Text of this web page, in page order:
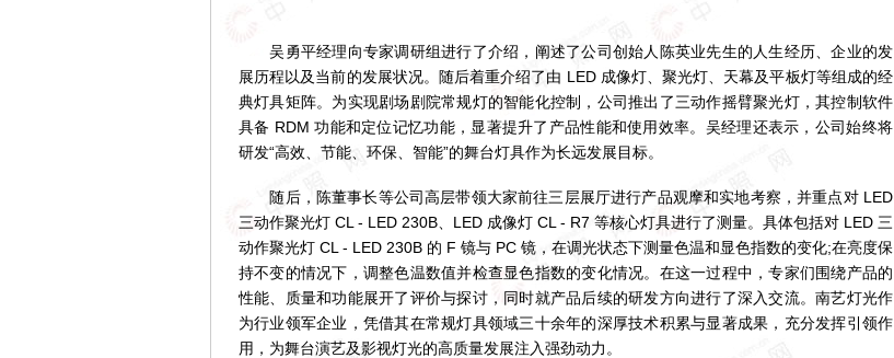
吴勇平经理向专家调研组进行了介绍，阐述了公司创始人陈英业先生的人生经历、企业的发
展历程以及当前的发展状况。随后着重介绍了由 LED 成像灯、聚光灯、天幕及平板灯等组成的经
典灯具矩阵。为实现剧场剧院常规灯的智能化控制，公司推出了三动作摇臂聚光灯，其控制软件
具备 RDM 功能和定位记忆功能，显著提升了产品性能和使用效率。吴经理还表示，公司始终将
研发“高效、节能、环保、智能”的舞台灯具作为长远发展目标。
随后，陈董事长等公司高层带领大家前往三层展厅进行产品观摩和实地考察，并重点对 LED
三动作聚光灯 CL - LED 230B、LED 成像灯 CL - R7 等核心灯具进行了测量。具体包括对 LED 三
动作聚光灯 CL - LED 230B 的 F 镜与 PC 镜，在调光状态下测量色温和显色指数的变化;在亮度保
持不变的情况下，调整色温数值并检查显色指数的变化情况。在这一过程中，专家们围绕产品的
性能、质量和功能展开了评价与探讨，同时就产品后续的研发方向进行了深入交流。南艺灯光作
为行业领军企业，凭借其在常规灯具领域三十余年的深厚技术积累与显著成果，充分发挥引领作
用，为舞台演艺及影视灯光的高质量发展注入强劲动力。